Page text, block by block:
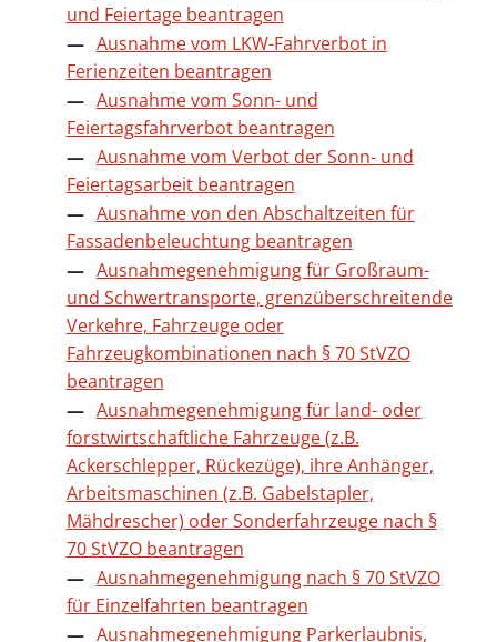
und Feiertage beantragen
Ausnahme vom LKW-Fahrverbot in
Ferienzeiten beantragen
Ausnahme vom Sonn- und
Feiertagsfahrverbot beantragen
Ausnahme vom Verbot der Sonn- und
Feiertagsarbeit beantragen
Ausnahme von den Abschaltzeiten für
Fassadenbeleuchtung beantragen
Ausnahmegenehmigung für Großraum-
und Schwertransporte, grenzüberschreitende
Verkehre, Fahrzeuge oder
Fahrzeugkombinationen nach § 70 StVZO
beantragen
Ausnahmegenehmigung für land- oder
forstwirtschaftliche Fahrzeuge (z.B.
Ackerschlepper, Rückezüge), ihre Anhänger,
Arbeitsmaschinen (z.B. Gabelstapler,
Mähdrescher) oder Sonderfahrzeuge nach §
70 StVZO beantragen
Ausnahmegenehmigung nach § 70 StVZO
für Einzelfahrten beantragen
Ausnahmegenehmigung Parkerlaubnis,